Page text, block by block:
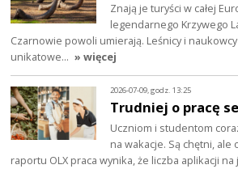
Znają je turyści w całej
legendarnego Krzywego
Czarnowie powoli umierają. Leśnicy i
unikatowe… » więcej
2026-07-09, godz. 13:25
Trudniej o pracę
Uczniom i studentom
na wakacje. Są chętni,
raportu OLX praca wynika, że liczba aplikacji